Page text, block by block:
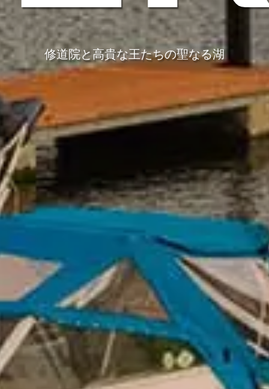
修道院と高貴な王たちの聖なる湖